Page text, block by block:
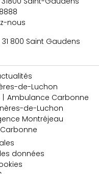
nous
800 Saint Gaudens
de-Luchon
Ambulance Carbonne
de-Luchon
Montréjeau
données